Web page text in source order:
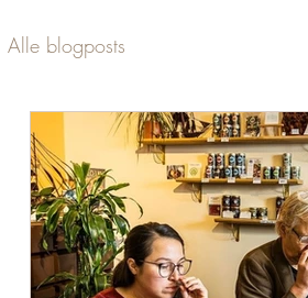
Alle blogposts